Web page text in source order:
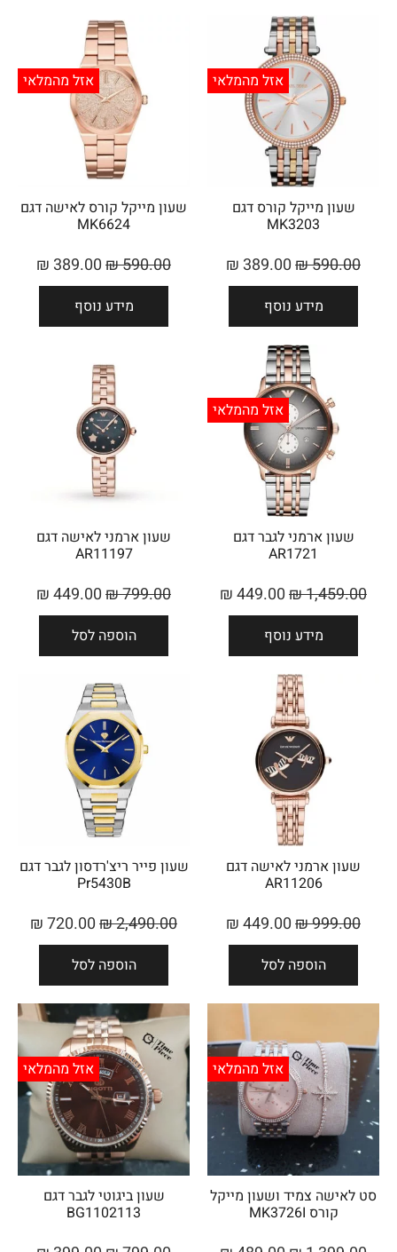
אזל מהמלאי
שעון מייקל קורס ‏דגם
MK3203
590.00
₪
389.00
₪
מידע נוסף
אזל מהמלאי
שעון מייקל קורס ‏לאישה דגם
MK6624
590.00
₪
389.00
₪
מידע נוסף
אזל מהמלאי
שעון ארמני לגבר דגם
AR1721
1,459.00
₪
449.00
₪
מידע נוסף
שעון ארמני לאישה דגם
AR11197
799.00
₪
449.00
₪
הוספה לסל
שעון ארמני לאישה דגם
AR11206
999.00
₪
449.00
₪
הוספה לסל
שעון פייר ריצ'רדסון לגבר דגם
Pr5430B
2,490.00
₪
720.00
₪
הוספה לסל
אזל מהמלאי
סט לאישה צמיד ושעון מייקל
קורס MK3726I
אזל מהמלאי
שעון ביגוטי לגבר דגם
BG1102113